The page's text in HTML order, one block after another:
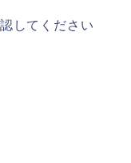
してください